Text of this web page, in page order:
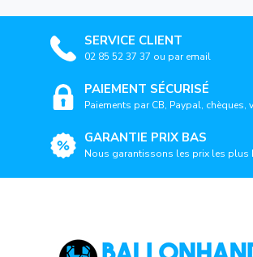
SERVICE CLIENT
02 85 52 37 37 ou par email
PAIEMENT SÉCURISÉ
Paiements par CB, Paypal, chèques,
GARANTIE PRIX BAS
Nous garantissons les prix les